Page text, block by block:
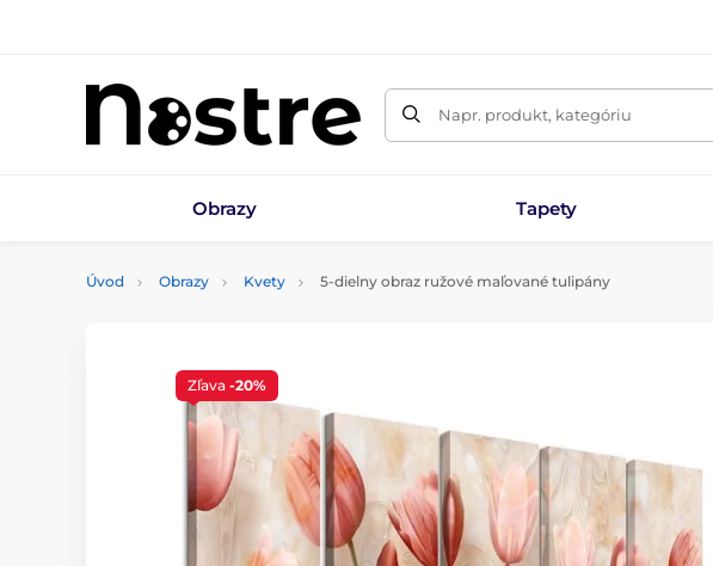
Napr. produkt, kategóriu
Obrazy Tapety
Úvod Obrazy Kvety 5-dielny obraz ružové maľované tulipány
Zľava -20%